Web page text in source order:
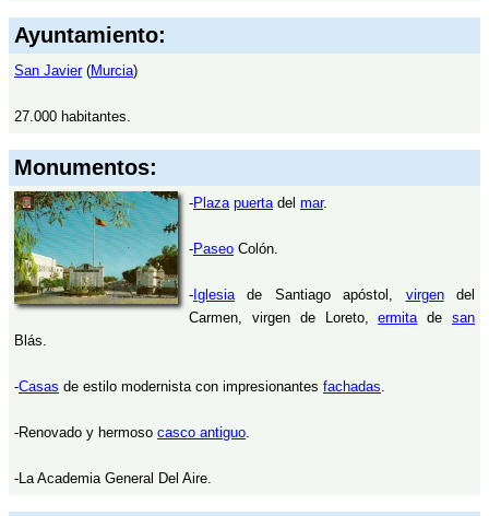
Ayuntamiento:
San Javier(Murcia)
27.000 habitantes.
Monumentos:
-Plaza puertadel mar.
-Paseo Colón.
- Iglesiade Santiago apóstol, virgendel
Carmen, virgen de Loreto,ermitadesan
Blás.
-Casas de estilo modernista con impresionantes fachadas.
-Renovado y hermoso casco antiguo.
-La Academia General Del Aire.